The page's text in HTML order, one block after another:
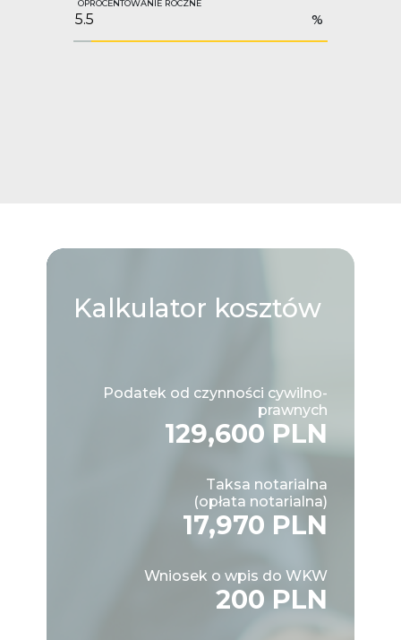
OPROCENTOWANIE ROCZNE
%
Kalkulator kosztów
Podatek od czynności cywilno-
prawnych
129,600 PLN
Taksa notarialna
(opłata notarialna)
17,970 PLN
Wniosek o wpis do WKW
200 PLN